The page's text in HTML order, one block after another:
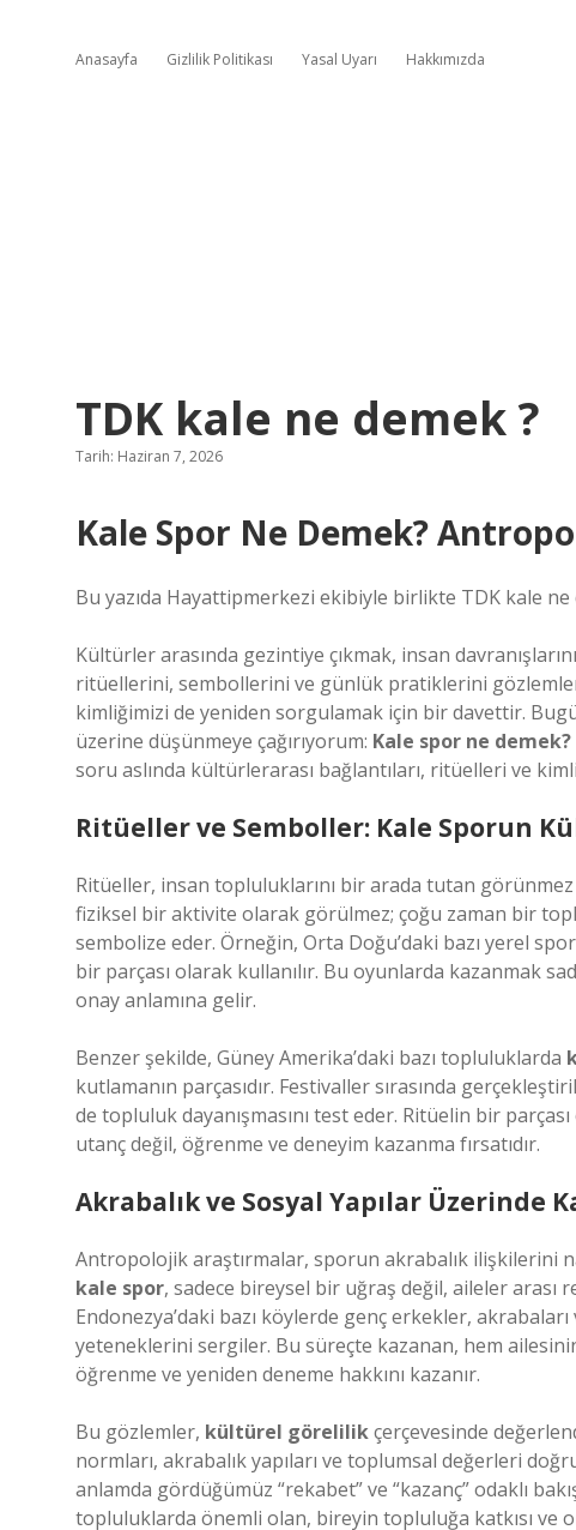
Anasayfa Gizlilik Politikası Yasal Uyarı Hakkımızda
TDK kale ne demek ?
Tarih: Haziran 7, 2026
Kale Spor Ne Demek?
Bu yazıda Hayattipmerkezi ekibiyle birlikte TDK kale ne
Kültürler arasında gezintiye çıkmak, insan
ritüellerini, sembollerini ve günlük pratiklerini
kimliğimizi de yeniden sorgulamak için bir davettir.
üzerine düşünmeye çağırıyorum: Kale spor ne
soru aslında kültürlerarası bağlantıları, ritüelleri ve
Ritüeller ve Semboller: Kale Sporun
Ritüeller, insan topluluklarını bir arada tutan
fiziksel bir aktivite olarak görülmez; çoğu zaman bir
sembolize eder. Örneğin, Orta Doğu’daki bazı yerel
bir parçası olarak kullanılır. Bu oyunlarda kazanmak
onay anlamına gelir.
Benzer şekilde, Güney Amerika’daki bazı topluluklarda
kutlamanın parçasıdır. Festivaller sırasında
de topluluk dayanışmasını test eder. Ritüelin bir
utanç değil, öğrenme ve deneyim kazanma fırsatıdır.
Akrabalık ve Sosyal Yapılar Üzerinde
Antropolojik araştırmalar, sporun akrabalık ilişkilerini
kale spor, sadece bireysel bir uğraş değil, aileler arası
Endonezya’daki bazı köylerde genç erkekler,
yeteneklerini sergiler. Bu süreçte kazanan, hem
öğrenme ve yeniden deneme hakkını kazanır.
Bu gözlemler, kültürel görelilikçerçevesinde
normları, akrabalık yapıları ve toplumsal değerleri
anlamda gördüğümüz “rekabet” ve “kazanç” odaklı
topluluklarda önemli olan, bireyin topluluğa katkısı ve